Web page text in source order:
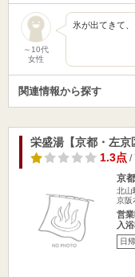
～10代
女性
氷が出てきて
関連情報から探す
栄盛湯【京都・左京
1.3点/
京
北山
京阪
営
入
日